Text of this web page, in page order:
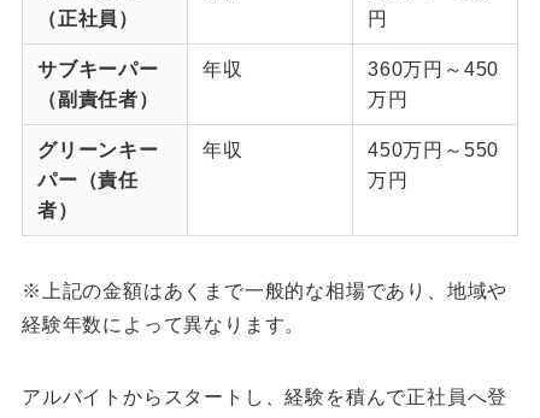
（正社員）
円
サブキーパー
（副責任者）
年収
360万円～450
万円
グリーンキー
パー（責任
者）
年収
450万円～550
万円
※上記の金額はあくまで一般的な相場であり、地域や
経験年数によって異なります。
アルバイトからスタートし、経験を積んで正社員へ登